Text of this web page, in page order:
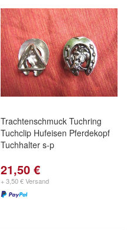
Trachtenschmuck Tuchring
Tuchclip Hufeisen Pferdekopf
Tuchhalter s-p
21,50 €
+ 3,50 € Versand